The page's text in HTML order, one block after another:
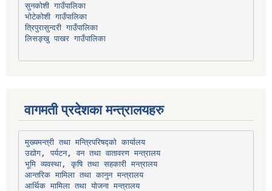
सुनकोशी गाउँपालिका
भोटेकोशी गाउँपालिका
त्रिपुरासुन्दरी गाउँपालिका
लिसङ्खु पाखर गाउँपालिका
वागमती प्रदेशका मन्त्रालयहरु
मुख्यमन्त्री तथा मन्त्रिपरिषद्को कार्यालय
उद्योग, पर्यटन, वन तथा वातावरण मन्त्रालय
भूमि व्यवस्था, कृषि तथा सहकारी मन्त्रालय
आन्तरिक मामिला तथा कानुन मन्त्रालय
आर्थिक मामिला तथा योजना मन्त्रालय